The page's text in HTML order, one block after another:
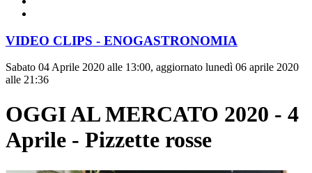
VIDEO CLIPS - ENOGASTRONOMIA
Sabato 04 Aprile 2020 alle 13:00, aggiornato lunedì 06 aprile 2020
alle 21:36
OGGI AL MERCATO 2020 - 4
Aprile - Pizzette rosse